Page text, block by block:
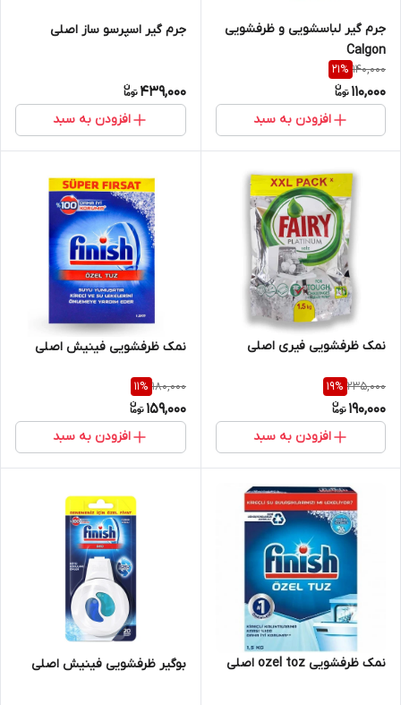
جرم گیر لباسشویی و ظرفشویی
Calgon
140,000
21%
110,000
افزودن به سبد
جرم گیر اسپرسو ساز اصلی
439,000
افزودن به سبد
نمک ظرفشویی فیری اصلی
235,000
19%
190,000
افزودن به سبد
نمک ظرفشویی فینیش اصلی
180,000
11%
159,000
افزودن به سبد
نمک ظرفشویی ozel toz اصلی بوگیر ظرفشویی فینیش اصلی